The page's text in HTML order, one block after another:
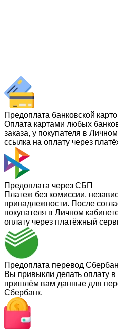
Предоплата банковской
Оплата картами любых
заказа, у покупателя в
ссылка на оплату через
Предоплата через СБП
Платеж без комиссии,
принадлежности. После
покупателя в Личном
оплату через платёжный
Предоплата перевод
Вы привыкли делать оплату
пришлём вам данные для
Сбербанк.